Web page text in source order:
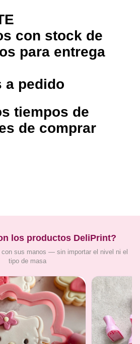
con stock de
para entrega
a pedido
tiempos de
de comprar
los productos DeliPrint?
con sus manos — sin importar el nivel ni el
tipo de masa